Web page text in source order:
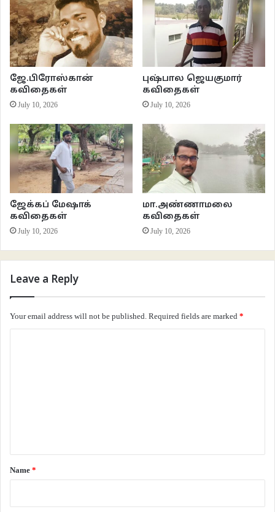
பூமியை நெருங்கி நின்று
பழைய ஒளிமீன்கள்
பற்றியிருக்கும் உயிர்களை
கவர்ந்துவிட தன்னுடல்
வீங்குமளவு ஒளியை உமிழ்கிறான்.
பற்றிய கரத்தின் வெம்மையால்
இன்னுமொரு நட்சத்திரவாசத்தை ஏற்க மறுத்து
அவன் ஒளியை சிதறடிக்கின்றன
இருள் வெளியில்.
சிம்பொனிகளால் கட்டமைந்த தன் வாழ்வினை
தெருவோர பக்கவாத்திய
ஆலாபனைகளால் ஒளியேற்றிவிட
இருளே ஒளியெனக் கூறி
விழுங்கிச் செரித்து அணைகிறான்.
ஜே.பிரோஸ்கான்
கவிதைகள்
July 10, 2026
புஷ்பால ஜெயகுமார்
கவிதைகள்
July 10, 2026
ஜேக்கப் மேஷாக்
கவிதைகள்
July 10, 2026
மா.அண்ணாமலை
கவிதைகள்
July 10, 2026
Leave a Reply
Your email address will not be published. Required fields are marked *
*
Name *